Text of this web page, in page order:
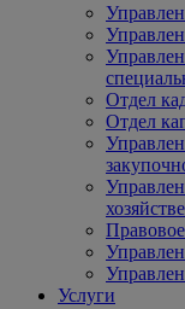
Отдел
Отдел
Услуги